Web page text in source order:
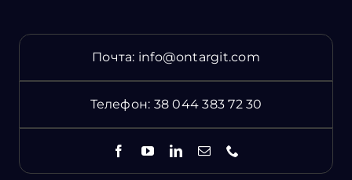
Почта: info@ontargit.com
Телефон: 38 044 383 72 30